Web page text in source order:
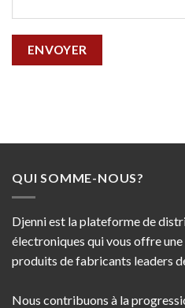
QUI SOMME-NOUS?
Djenni est la plateforme de
électroniques qui vous offre
produits de fabricants leaders
Nous contribuons à la